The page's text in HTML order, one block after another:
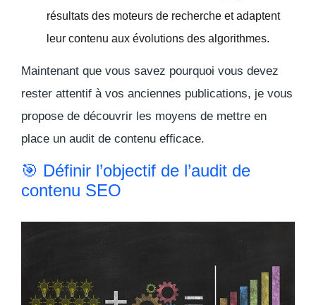
résultats des moteurs de recherche et adaptent
leur contenu aux évolutions des algorithmes.
Maintenant que vous savez pourquoi vous devez
rester attentif à vos anciennes publications, je vous
propose de découvrir les moyens de mettre en
place un audit de contenu efficace.
🎯 Définir l’objectif de l’audit de
contenu SEO